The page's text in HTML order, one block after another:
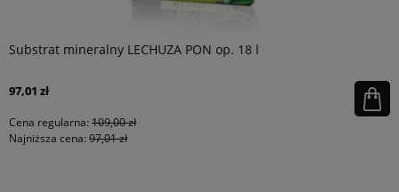
Substrat mineralny LECHUZA PON op. 18 l
97,01 zł
Cena regularna: 109,00 zł
Najniższa cena: 97,01 zł